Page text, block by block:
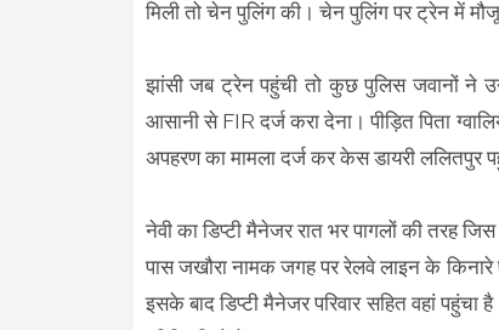
मिली तो चेन पुलिंग की। चेन पुलिंग पर ट्रेन में
झांसी जब ट्रेन पहुंची तो कुछ पुलिस जवानों ने
आसानी से FIR दर्ज करा देना। पीड़ित पिता
अपहरण का मामला दर्ज कर केस डायरी ललितपुर
नेवी का डिप्टी मैनेजर रात भर पागलों की तरह
पास जखौरा नामक जगह पर रेलवे लाइन के
इसके बाद डिप्टी मैनेजर परिवार सहित वहां